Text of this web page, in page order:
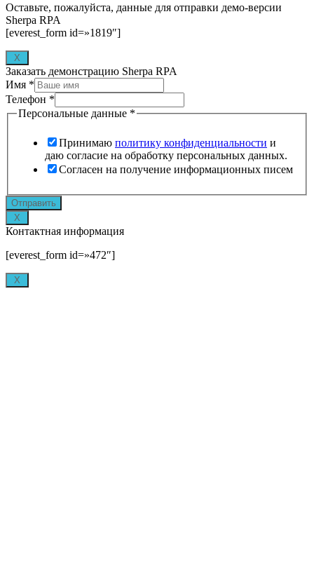
Оставьте, пожалуйста, данные для отправки демо-версии
Sherpa RPA
[everest_form id=»1819″]
X
Заказать демонстрацию Sherpa RPA
Имя *
Телефон *
Персональные данные *
Принимаю политику конфиденциальности и
даю согласие на обработку персональных данных.
Согласен на получение информационных писем
gclid
Источник
utm_source
Отправить
X
Контактная информация
[everest_form id=»472″]
X